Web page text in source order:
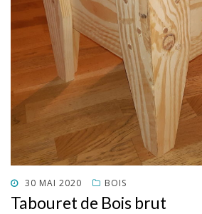
POSTED
ON
30 MAI 2020 BOIS
Tabouret de Bois brut